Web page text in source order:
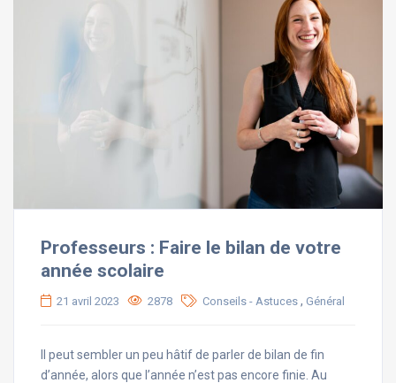
Professeurs : Faire le bilan de votre
année scolaire
21 avril 2023 2878 Conseils - Astuces , Général
Il peut sembler un peu hâtif de parler de bilan de fin
d’année, alors que l’année n’est pas encore finie. Au